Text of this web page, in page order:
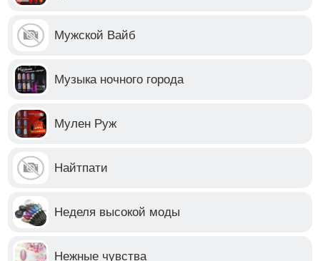
Мужской Вайб
Музыка ночного города
Мулен Руж
Найтпати
Неделя высокой моды
Нежные чувства